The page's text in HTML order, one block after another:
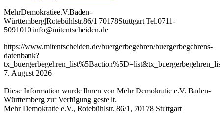
MehrDemokratiee.V.Baden-
Württemberg|Rotebühlstr.86/1 |70178Stuttgart|Tel.0711-
5091010|info@mitentscheiden.de
https://www.mitentscheiden.de/buergerbegehren/buergerbegehrens-
datenbank?
7. August 2026
Diese Information wurde Ihnen von Mehr Demokratie e.V. Baden-
Württemberg zur Verfügung gestellt.
Mehr Demokratie e.V., Rotebühlstr. 86/1, 70178 Stuttgart